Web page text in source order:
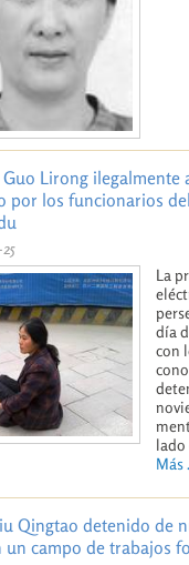
Guo Lirong
por los funcionarios
La
día
con
lado
Más
Qingtao detenido de
un campo de trabajos